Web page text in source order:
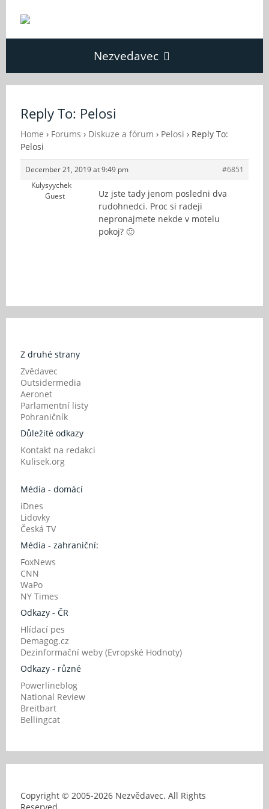
Nezvedavec
Fórum
O Nezvědavci
Kontakt
Reply To: Pelosi
Home › Forums › Diskuze a fórum › Pelosi › Reply To:
Pelosi
December 21, 2019 at 9:49 pm
#6851
Kulysyychek
Guest
Uz jste tady jenom posledni dva
rudohnedci. Proc si radeji
nepronajmete nekde v motelu
pokoj? 🙂
Z druhé strany
Zvědavec
Outsidermedia
Aeronet
Parlamentní listy
Pohraničník
Důležité odkazy
Kontakt na redakci
Kulisek.org
Média - domácí
iDnes
Lidovky
Česká TV
Média - zahraniční:
FoxNews
CNN
WaPo
NY Times
Odkazy - ČR
Hlídací pes
Demagog.cz
Dezinformační weby (Evropské Hodnoty)
Odkazy - různé
Powerlineblog
National Review
Breitbart
Bellingcat
Copyright © 2005-2026 Nezvědavec. All Rights